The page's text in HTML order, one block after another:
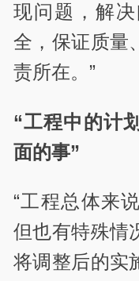
现问题，解
全，保证质量
责所在。”
“工程中的计
面的事”
“工程总体来
但也有特殊情
将调整后的实